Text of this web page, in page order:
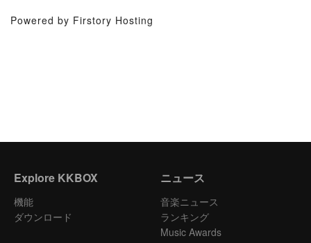
Powered by Firstory Hosting
Explore KKBOX
機能
ダウンロード
ニュース
音楽ニュース
ランキング
Music Awards